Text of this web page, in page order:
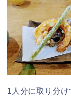
1人分に取り分け